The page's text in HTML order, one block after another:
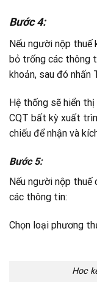
Bước 4:
Nếu người nộp thuế
bỏ trống các thông
khoản, sau đó nhấn
Hệ thống sẽ hiển
CQT bất kỳ xuất
chiếu để nhận và
Bước 5:
Nếu người nộp thuế
các thông tin:
Chọn loại phương
Hoc